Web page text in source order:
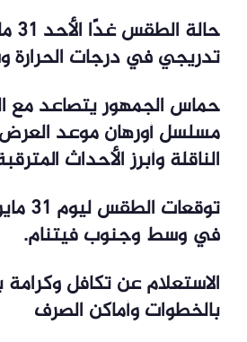
تدريجي في درجات الحرارة
مسلسل أورهان موعد العرض
الناقلة وأبرز الأحداث
في وسط وجنوب فيتنام.
الاستعلام عن تكافل وكرامة
بالخطوات وأماكن الصرف